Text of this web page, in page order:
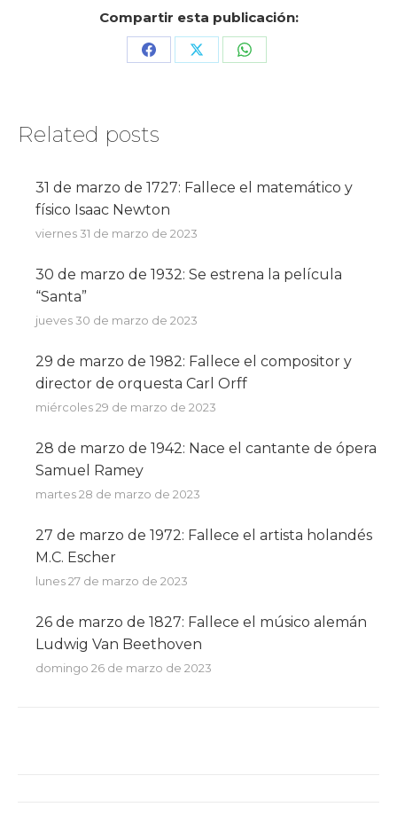
Compartir esta publicación:
Share Share Share
Related posts
31 de marzo de 1727: Fallece el matemático y
físico Isaac Newton
viernes 31 de marzo de 2023
30 de marzo de 1932: Se estrena la película
“Santa”
jueves 30 de marzo de 2023
29 de marzo de 1982: Fallece el compositor y
director de orquesta Carl Orff
miércoles 29 de marzo de 2023
28 de marzo de 1942: Nace el cantante de ópera
Samuel Ramey
martes 28 de marzo de 2023
27 de marzo de 1972: Fallece el artista holandés
M.C. Escher
lunes 27 de marzo de 2023
26 de marzo de 1827: Fallece el músico alemán
Ludwig Van Beethoven
domingo 26 de marzo de 2023